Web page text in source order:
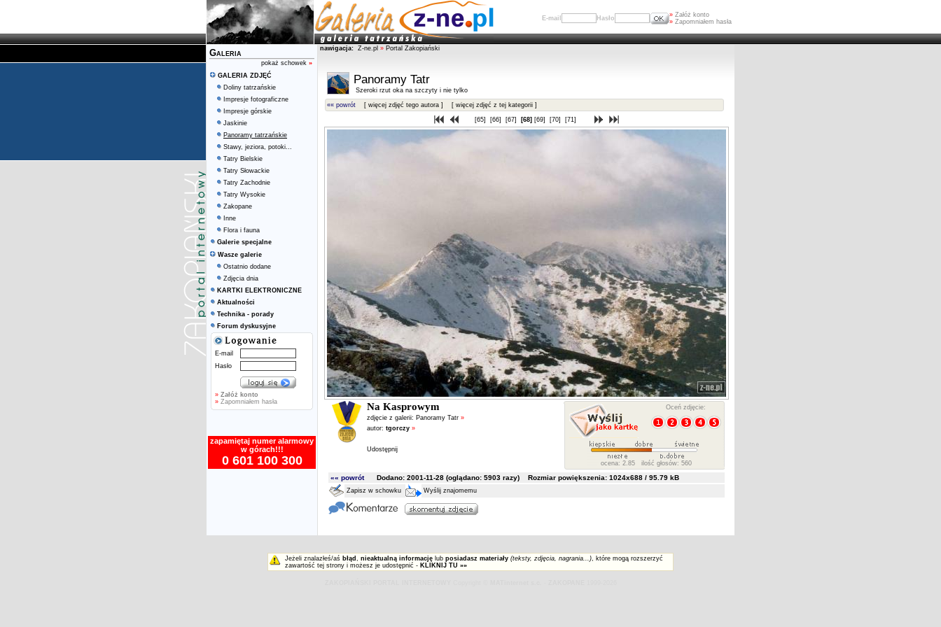
E-mail Hasło » Załóż konto
» Zapomniałem hasła
Galeria
pokaż schowek »
GALERIA ZDJĘĆ
Doliny tatrzańskie
Impresje fotograficzne
Impresje górskie
Jaskinie
Panoramy tatrzańskie
Stawy, jeziora, potoki...
Tatry Bielskie
Tatry Słowackie
Tatry Zachodnie
Tatry Wysokie
Zakopane
Inne
Flora i fauna
Galerie specjalne
Wasze galerie
Ostatnio dodane
Zdjęcia dnia
KARTKI ELEKTRONICZNE
Aktualności
Technika - porady
Forum dyskusyjne
E-mail
Hasło
» Załóż konto
» Zapomniałem hasła
zapamiętaj numer alarmowy
w górach!!!
0 601 100 300
nawigacja: Z-ne.pl » Portal Zakopiański
Panoramy Tatr
Szeroki rzut oka na szczyty i nie tylko
«« powrót [ więcej zdjęć tego autora ] [ więcej zdjęć z tej kategorii ]
[65] [66] [67] [68] [69] [70] [71]
Na Kasprowym
zdjęcie z galerii: Panoramy Tatr »
autor: tgorczy »
Udostępnij
Oceń zdjęcie:
ocena: 2.85 ilość głosów: 560
«« powrótDodano: 2001-11-28 (oglądano: 5903razy) Rozmiar powiększenia: 1024x688 / 95.79 kB
Zapisz w schowku Wyślij znajomemu
Jeżeli znalazłeś/aś błąd , nieaktualną informację lub posiadasz materiały (teksty, zdjęcia, nagrania...), które mogą rozszerzyć
zawartość tej strony i możesz je udostępnić - KLIKNIJ TU »»